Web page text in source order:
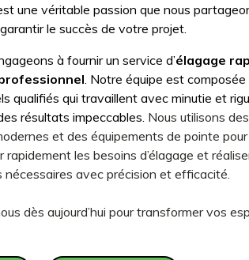
une véritable passion que nous
le succès de votre projet.
à fournir un service d’élagage
. Notre équipe est composée
qualifiés qui travaillent avec minutie et
résultats impeccables. Nous utilisons des
et des équipements de pointe pour
rapidement les besoins d’élagage et
avec précision et efficacité.
dès aujourd’hui pour transformer vos